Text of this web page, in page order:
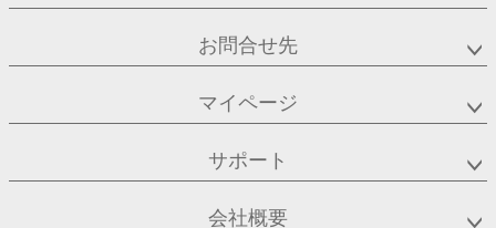
お問合せ先
マイページ
サポート
会社概要